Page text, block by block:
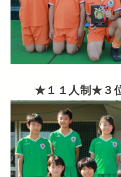
★１１人制★３